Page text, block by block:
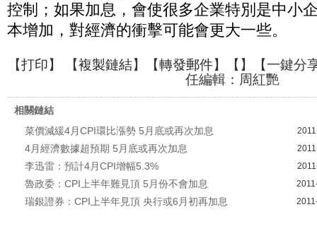
控制；如果加息，會使很多企業特別是中小
本增加，對經濟的衝擊可能會更大一些。
【打印】 【複製鏈結】【轉發郵件】【 】
【一鍵分
任編輯：周紅艷
相關鏈結
菜價減緩4月CPI環比漲勢 5月底或再次加息
4月經濟數據超預期 5月底或再次加息
李迅雷：預計4月CPI增幅5.3%
魯政委：CPI上半年難見頂 5月份不會加息
瑞銀證券：CPI上半年見頂 央行或6月初再加息